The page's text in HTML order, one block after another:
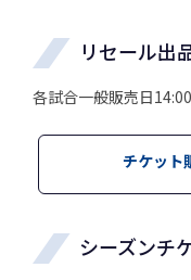
リセール出
各試合一般販売日
チケット
シーズンチ